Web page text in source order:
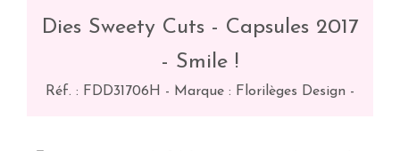
Dies Sweety Cuts - Capsules 2017
- Smile !
Réf. : FDD31706H - Marque : Florilèges Design -